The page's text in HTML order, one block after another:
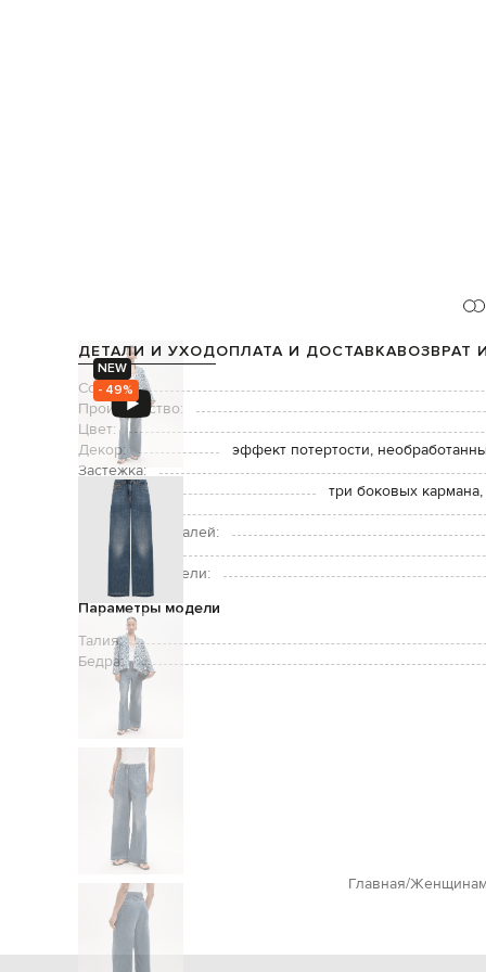
NEW
- 49%
ДЕТАЛИ И УХОДОПЛАТА И ДОСТАВКАВОЗВРАТ
Состав:
Производство:
Цвет:
Декор:
эффект потертости,
Застежка:
Карманы:
три боковых
Уход:
Подкладка деталей:
Рост модели:
Размер на модели:
Параметры модели
Талия:
Бедра:
Главная